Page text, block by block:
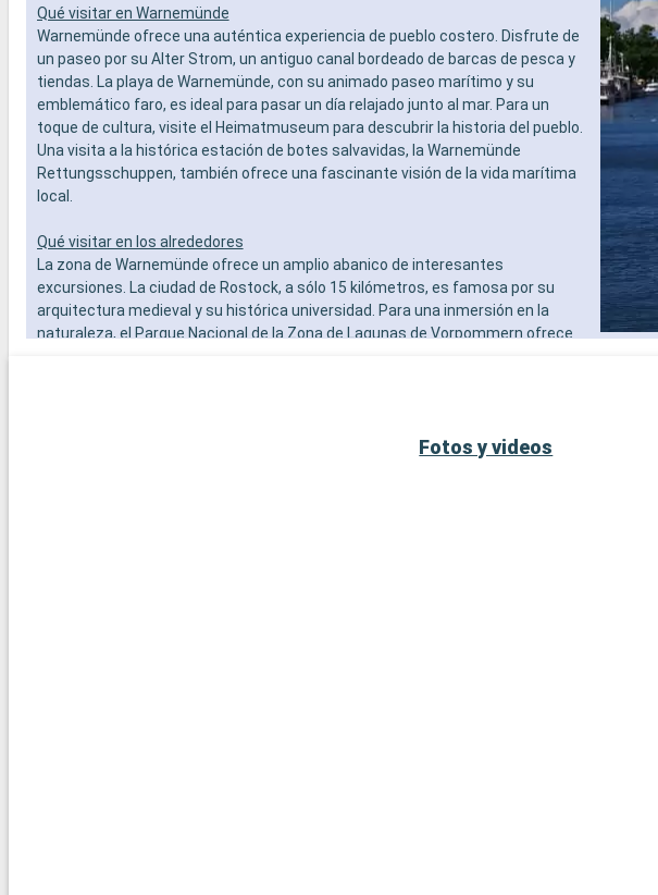
- Actividades recreativas para niños
SERVICIOS
- Personal multilingue cualificado
OTROS PRIVILEGIOS
- Puntos MSC Voyagers Club
Qué visitar en Warnemünde
Warnemünde ofrece una auténtica experiencia de pueblo costero. Disfrute de
un paseo por su Alter Strom, un antiguo canal bordeado de barcas de pesca y
tiendas. La playa de Warnemünde, con su animado paseo marítimo y su
emblemático faro, es ideal para pasar un día relajado junto al mar. Para un
toque de cultura, visite el Heimatmuseum para descubrir la historia del pueblo.
Una visita a la histórica estación de botes salvavidas, la Warnemünde
Rettungsschuppen, también ofrece una fascinante visión de la vida marítima
local.
Qué visitar en los alrededores
La zona de Warnemünde ofrece un amplio abanico de interesantes
excursiones. La ciudad de Rostock, a sólo 15 kilómetros, es famosa por su
arquitectura medieval y su histórica universidad. Para una inmersión en la
naturaleza, el Parque Nacional de la Zona de Lagunas de Vorpommern ofrece
Fotos y videos